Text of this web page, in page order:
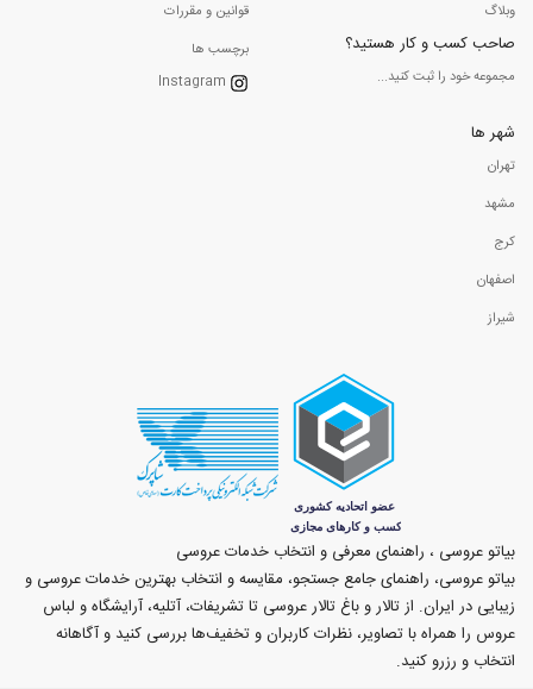
وبلاگ
صاحب کسب و کار هستید؟
مجموعه خود را ثبت کنید...
قوانین و مقررات
برچسب ها
Instagram
شهر ها
تهران
مشهد
کرج
اصفهان
شیراز
بیاتو عروسی ، راهنمای معرفی و انتخاب خدمات عروسی
بیاتو عروسی، راهنمای جامع جستجو، مقایسه و انتخاب بهترین خدمات عروسی و
زیبایی در ایران. از تالار و باغ تالار عروسی تا تشریفات، آتلیه، آرایشگاه و لباس
عروس را همراه با تصاویر، نظرات کاربران و تخفیف‌ها بررسی کنید و آگاهانه
انتخاب و رزرو کنید.